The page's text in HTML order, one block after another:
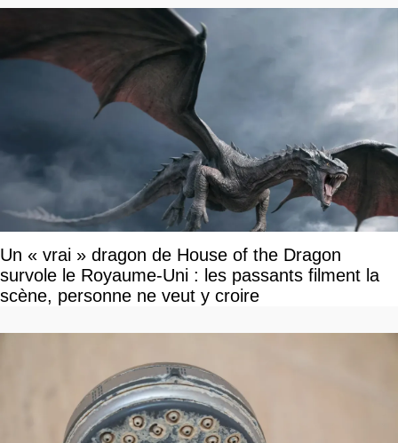
Un « vrai » dragon de House of the Dragon
survole le Royaume-Uni : les passants filment la
scène, personne ne veut y croire